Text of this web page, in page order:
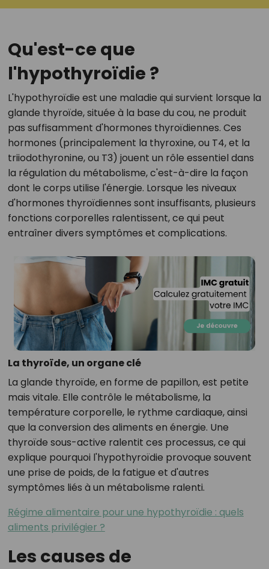
Qu'est-ce que
l'hypothyroïdie ?
L'hypothyroïdie est une maladie qui survient lorsque la
glande thyroïde, située à la base du cou, ne produit
pas suffisamment d'hormones thyroïdiennes. Ces
hormones (principalement la thyroxine, ou T4, et la
triiodothyronine, ou T3) jouent un rôle essentiel dans
la régulation du métabolisme, c'est-à-dire la façon
dont le corps utilise l'énergie. Lorsque les niveaux
d'hormones thyroïdiennes sont insuffisants, plusieurs
fonctions corporelles ralentissent, ce qui peut
entraîner divers symptômes et complications.
La thyroïde, un organe clé
La glande thyroïde, en forme de papillon, est petite
mais vitale. Elle contrôle le métabolisme, la
température corporelle, le rythme cardiaque, ainsi
que la conversion des aliments en énergie. Une
thyroïde sous-active ralentit ces processus, ce qui
explique pourquoi l'hypothyroïdie provoque souvent
une prise de poids, de la fatigue et d'autres
symptômes liés à un métabolisme ralenti.
Régime alimentaire pour une hypothyroïdie : quels
aliments privilégier ?
Les causes de